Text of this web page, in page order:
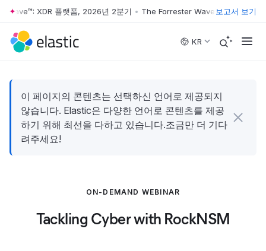
Skip to main content
XDR 플랫폼, 2026년 2분기 • The Forrester Wave™: XDR 플랫폼,
보고서 보기
KR
이 페이지의 콘텐츠는 선택하신 언어로 제공되지
않습니다. Elastic은 다양한 언어로 콘텐츠를 제공
하기 위해 최선을 다하고 있습니다.조금만 더 기다
려주세요!
ON-DEMAND WEBINAR
Tackling Cyber with RockNSM